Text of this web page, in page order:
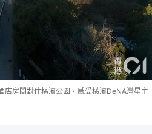
店房間對住橫濱公園，感受橫濱DeNA灣星主